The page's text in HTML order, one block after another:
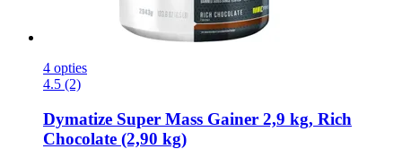
4 opties
4.5 (2)
Dymatize Super Mass Gainer 2,9 kg, Rich
Chocolate (2,90 kg)